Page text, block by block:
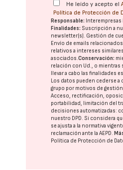
He leído y acepto el
Política de Protección de
Responsable: Interempresas
Finalidades: Suscripción a
newsletter(s). Gestión de
Envío de emails
relativos a intereses
asociados.Conservación:
relación con Ud., o mientras
llevar a cabo las finalidades
Los datos pueden cederse a
grupo por motivos de
Acceso, rectificación,
portabilidad, limitación del
decisiones automatizadas:
nuestro DPD. Si considera
se ajusta a la normativa
reclamación ante laAEPD.
Política de Protección de